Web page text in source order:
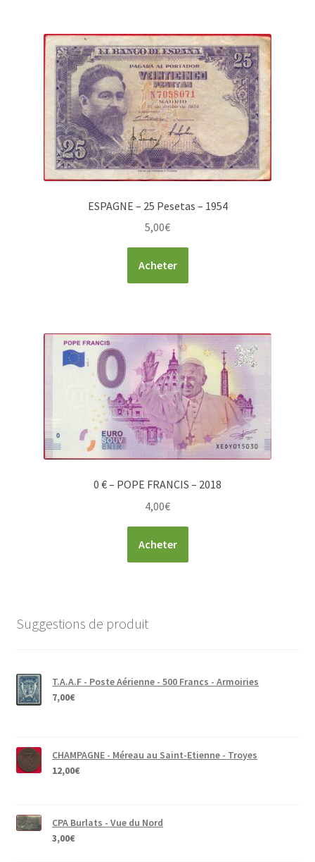
ESPAGNE – 25 Pesetas – 1954
5,00€
Acheter
0 € – POPE FRANCIS – 2018
4,00€
Acheter
Suggestions de produit
T.A.A.F - Poste Aérienne - 500 Francs - Armoiries
7,00€
CHAMPAGNE - Méreau au Saint-Etienne - Troyes
12,00€
CPA Burlats - Vue du Nord
3,00€